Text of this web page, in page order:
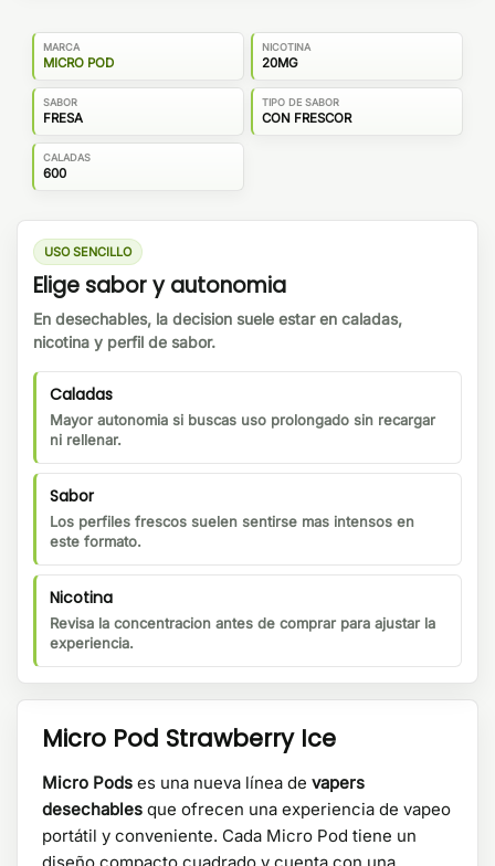
MARCA
MICRO POD
NICOTINA
20MG
SABOR
FRESA
TIPO DE SABOR
CON FRESCOR
CALADAS
600
USO SENCILLO
Elige sabor y autonomia
En desechables, la decision suele estar en caladas,
nicotina y perfil de sabor.
Caladas
Mayor autonomia si buscas uso prolongado sin recargar
ni rellenar.
Sabor
Los perfiles frescos suelen sentirse mas intensos en
este formato.
Nicotina
Revisa la concentracion antes de comprar para ajustar la
experiencia.
Micro Pod Strawberry Ice
Micro Pods es una nueva línea de vapers
desechables que ofrecen una experiencia de vapeo
portátil y conveniente. Cada Micro Pod tiene un